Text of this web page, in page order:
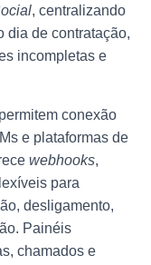
, centralizando
dia de contratação,
incompletas e
conexão
e plataformas de
webhooks,
para
desligamento,
Painéis
chamados e